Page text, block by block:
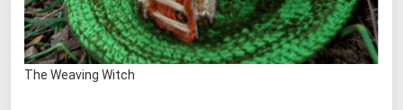
The Weaving Witch